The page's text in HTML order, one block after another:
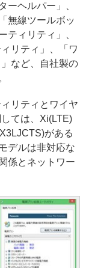
ーヘルパー」、
無線ツールボッ
ティリティ」、
リティ」、「ワ
など、自社製の
リティとワイヤ
ては、Xi(LTE)
がある
デルは非対応な
係とネットワー